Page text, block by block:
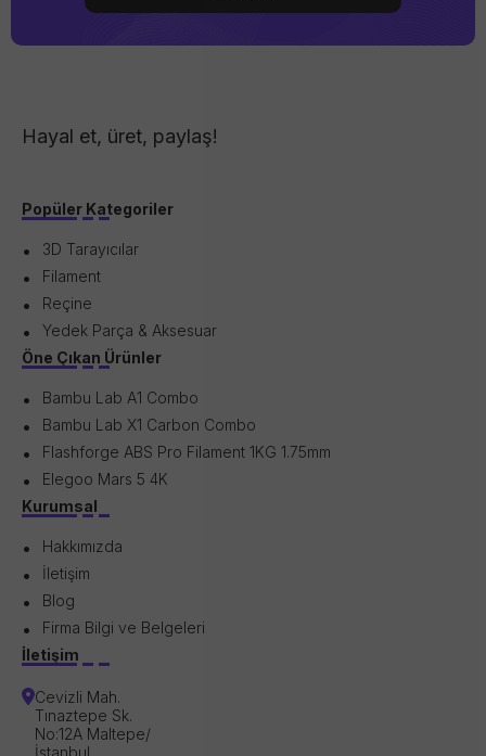
Hayal et, üret, paylaş!
Popüler Kategoriler
3D Tarayıcılar
Filament
Reçine
Yedek Parça & Aksesuar
Öne Çıkan Ürünler
Bambu Lab A1 Combo
Bambu Lab X1 Carbon Combo
Flashforge ABS Pro Filament 1KG 1.75mm
Elegoo Mars 5 4K
Kurumsal
Hakkımızda
İletişim
Blog
Firma Bilgi ve Belgeleri
İletişim
Cevizli Mah.
Tınaztepe Sk.
No:12A Maltepe/